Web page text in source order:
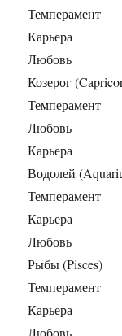
Темперамент
Карьера
Любовь
Козерог
Темперамент
Любовь
Карьера
Водолей
Темперамент
Карьера
Любовь
Рыбы (Pisces)
Темперамент
Карьера
Любовь